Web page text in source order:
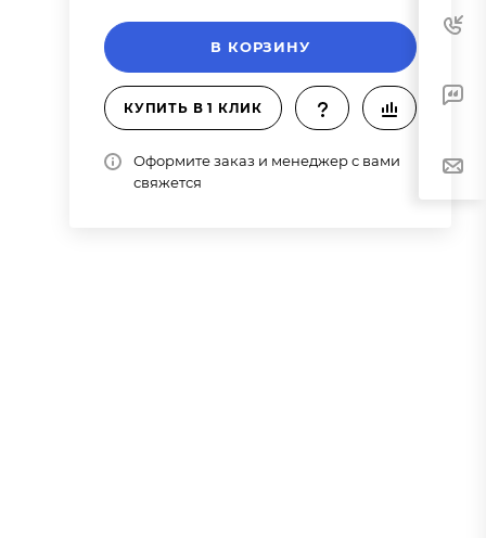
В КОРЗИНУ
КУПИТЬ В 1 КЛИК
Оформите заказ и менеджер с вами
свяжется